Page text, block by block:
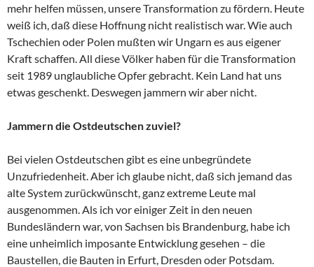
mehr helfen müssen, unsere Transformation zu fördern. Heute
weiß ich, daß diese Hoffnung nicht realistisch war. Wie auch
Tschechien oder Polen mußten wir Ungarn es aus eigener
Kraft schaffen. All diese Völker haben für die Transformation
seit 1989 unglaubliche Opfer gebracht. Kein Land hat uns
etwas geschenkt. Deswegen jammern wir aber nicht.
Jammern die Ostdeutschen zuviel?
Bei vielen Ostdeutschen gibt es eine unbegründete
Unzufriedenheit. Aber ich glaube nicht, daß sich jemand das
alte System zurückwünscht, ganz extreme Leute mal
ausgenommen. Als ich vor einiger Zeit in den neuen
Bundesländern war, von Sachsen bis Brandenburg, habe ich
eine unheimlich imposante Entwicklung gesehen – die
Baustellen, die Bauten in Erfurt, Dresden oder Potsdam.